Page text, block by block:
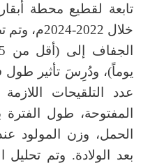
تابعة لقطيع محطة
خلال 2022-
يوماً)، ودُرِسَ تأثير
عدد التلقيحات
المفتوحة، طول
الحمل، وزن المولود
بعد الولادة. وتم تحليل